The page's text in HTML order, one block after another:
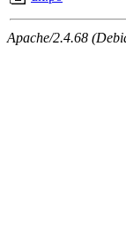
Apache/2.4.68